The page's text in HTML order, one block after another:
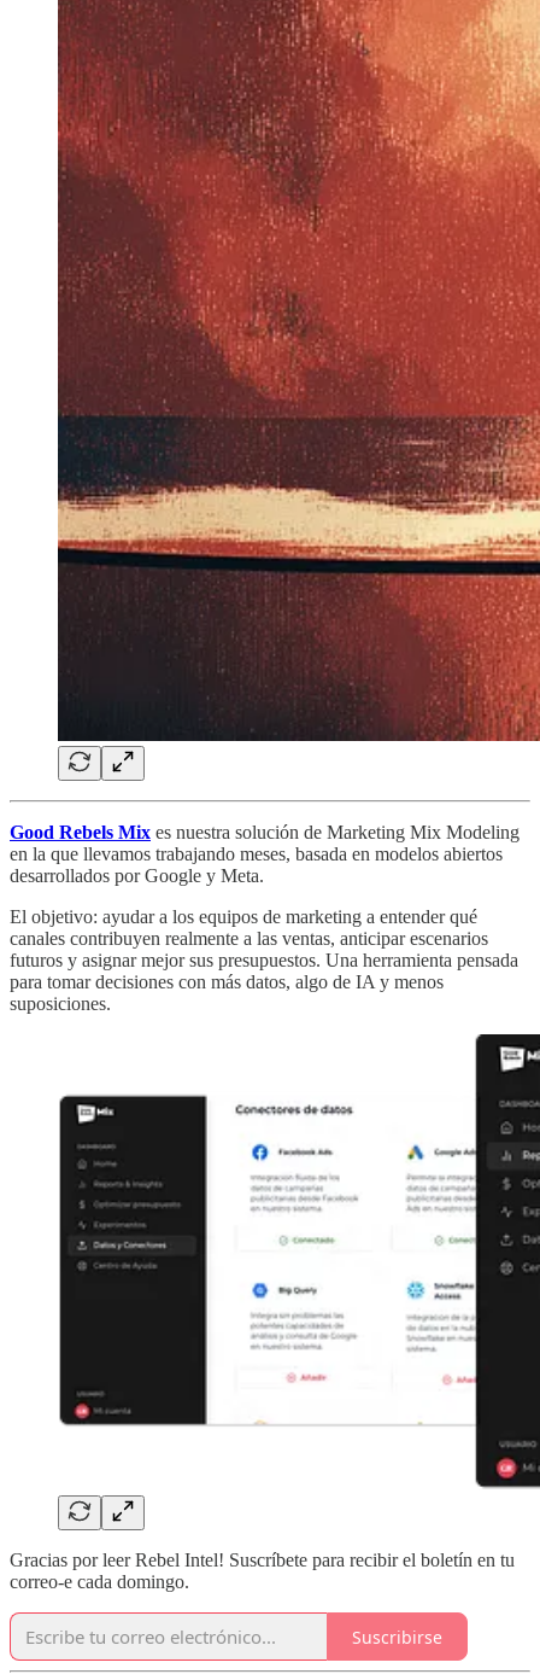
Good Rebels Mix es nuestra solución de Marketing Mix Modeling
en la que llevamos trabajando meses, basada en modelos abiertos
desarrollados por Google y Meta.
El objetivo: ayudar a los equipos de marketing a entender qué
canales contribuyen realmente a las ventas, anticipar escenarios
futuros y asignar mejor sus presupuestos. Una herramienta pensada
para tomar decisiones con más datos, algo de IA y menos
suposiciones.
Gracias por leer Rebel Intel! Suscríbete para recibir el boletín en tu
correo-e cada domingo.
Suscribirse